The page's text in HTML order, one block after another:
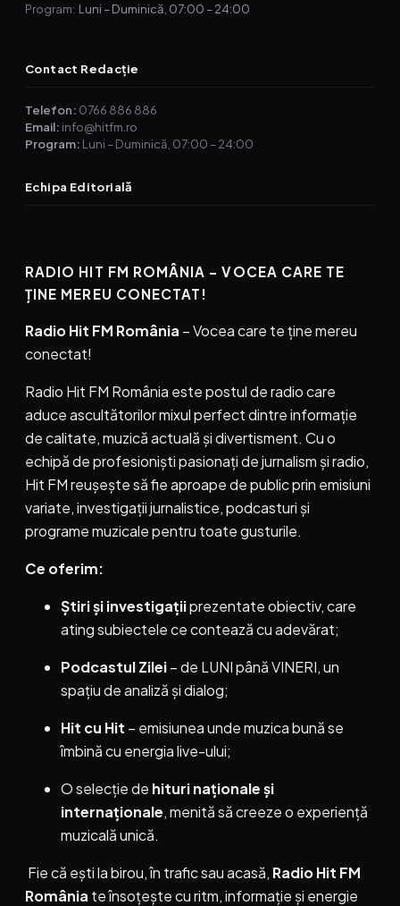
Program: Luni – Duminică, 07:00 – 24:00
Contact Redacție
Telefon: 0766 886 886
Email: info@hitfm.ro
Program: Luni – Duminică, 07:00 – 24:00
Echipa Editorială
RADIO HIT FM ROMÂNIA – VOCEA CARE TE
ȚINE MEREU CONECTAT!
Radio Hit FM România – Vocea care te ține mereu
conectat!
Radio Hit FM România este postul de radio care
aduce ascultătorilor mixul perfect dintre informație
de calitate, muzică actuală și divertisment. Cu o
echipă de profesioniști pasionați de jurnalism și radio,
Hit FM reușește să fie aproape de public prin emisiuni
variate, investigații jurnalistice, podcasturi și
programe muzicale pentru toate gusturile.
Ce oferim:
Știri și investigațiiprezentate obiectiv, care
ating subiectele ce contează cu adevărat;
Podcastul Zilei– de LUNI până VINERI, un
spațiu de analiză și dialog;
Hit cu Hit – emisiunea unde muzica bună se
îmbină cu energia live-ului;
O selecție de hituri naționale și
internaționale, menită să creeze o experiență
muzicală unică.
Fie că ești la birou, în trafic sau acasă, Radio Hit FM
România te însoțește cu ritm, informație și energie